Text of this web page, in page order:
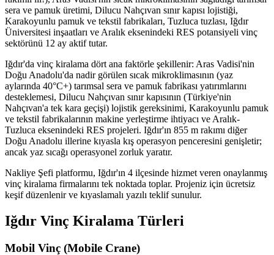
sera ve pamuk üretimi, Dilucu Nahçıvan sınır kapısı lojistiği,
Karakoyunlu pamuk ve tekstil fabrikaları, Tuzluca tuzlası, Iğdır
Üniversitesi inşaatları ve Aralık eksenindeki RES potansiyeli vinç
sektörünü 12 ay aktif tutar.
Iğdır'da vinç kiralama dört ana faktörle şekillenir: Aras Vadisi'nin
Doğu Anadolu'da nadir görülen sıcak mikroklimasının (yaz
aylarında 40°C+) tarımsal sera ve pamuk fabrikası yatırımlarını
desteklemesi, Dilucu Nahçıvan sınır kapısının (Türkiye'nin
Nahçıvan'a tek kara geçişi) lojistik gereksinimi, Karakoyunlu pamuk
ve tekstil fabrikalarının makine yerleştirme ihtiyacı ve Aralık-
Tuzluca eksenindeki RES projeleri. Iğdır'ın 855 m rakımı diğer
Doğu Anadolu illerine kıyasla kış operasyon penceresini genişletir;
ancak yaz sıcağı operasyonel zorluk yaratır.
Nakliye Şefi platformu, Iğdır'ın 4 ilçesinde hizmet veren onaylanmış
vinç kiralama firmalarını tek noktada toplar. Projeniz için ücretsiz
keşif düzenlenir ve kıyaslamalı yazılı teklif sunulur.
Iğdır Vinç Kiralama Türleri
Mobil Vinç (Mobile Crane)